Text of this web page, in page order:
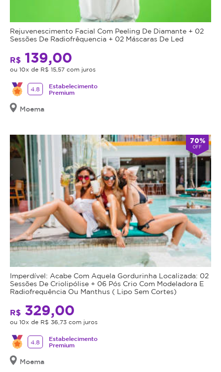
Rejuvenescimento Facial Com Peeling De Diamante + 02
Sessões De Radiofrêquencia + 02 Máscaras De Led
R$ 139,00
ou 10x de R$ 15,57 com juros
4.8
Estabelecimento
Premium
Moema
70%
OFF
Imperdível: Acabe Com Aquela Gordurinha Localizada: 02
Sessões De Criolipólise + 06 Pós Crio Com Modeladora E
Radiofrequência Ou Manthus ( Lipo Sem Cortes)
R$ 329,00
ou 10x de R$ 36,73 com juros
4.8
Estabelecimento
Premium
Moema